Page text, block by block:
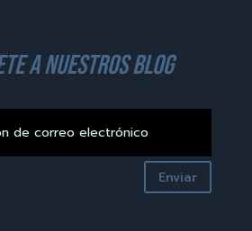
a nuestros blog
Enviar